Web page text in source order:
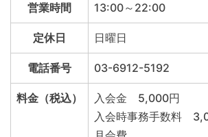
営業時間 13:00～22:00
定休日 日曜日
電話番号 03-6912-5192
料金（税込）
入会金 5,000円
入会時事務手数料